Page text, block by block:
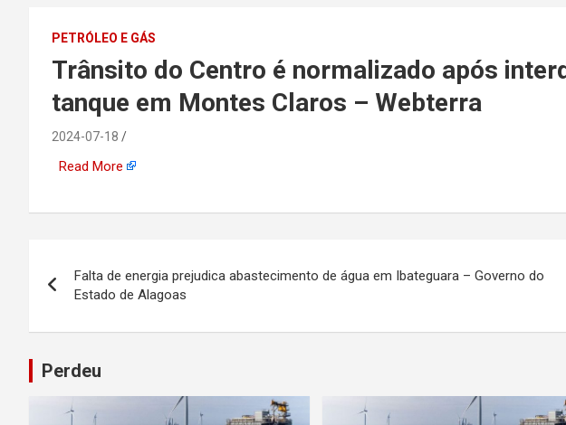
petróleo, gás, vagas de
emprego, energia, setor
offshore, economia,
tecnologia, indústria
automotiva, mineração,
indústria naval, etc
PETRÓLEO E GÁS
Trânsito do Centro é normalizado após
tanque em Montes Claros – Webterra
2024-07-18
Read More
de
Post
Falta de energia prejudica abastecimento de água em Ibateguara – Governo do
Estado de Alagoas
Perdeu